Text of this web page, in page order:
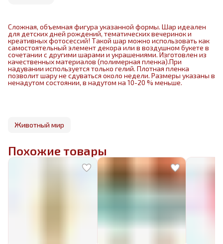
Сложная, объемная фигура указанной формы. Шар идеален
для детских дней рождений, тематических вечеринок и
креативных фотосессий! Такой шар можно использовать как
самостоятельный элемент декора или в воздушном букете в
сочетании с другими шарами и украшениями. Изготовлен из
качественных материалов (полимерная пленка).При
надувании используется только гелий. Плотная пленка
позволит шару не сдуваться около недели. Размеры указаны в
ненадутом состоянии, в надутом на 10-20 % меньше.
Животный мир
Похожие товары